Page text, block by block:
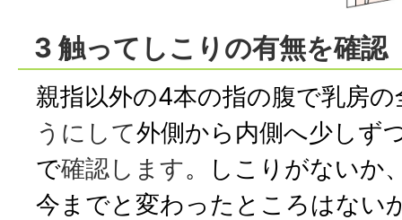
3 触ってしこりの有無を確認
親指以外の4本の指の腹で乳房の
うにして外側から内側へ少しず
で確認します。
しこりがないか
今までと変わったところはない